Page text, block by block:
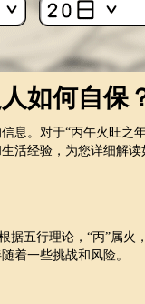
如何自保
息。对于“丙午火旺之
活经验，为您详细解
据五行理论，“丙”属
着一些挑战和风险。